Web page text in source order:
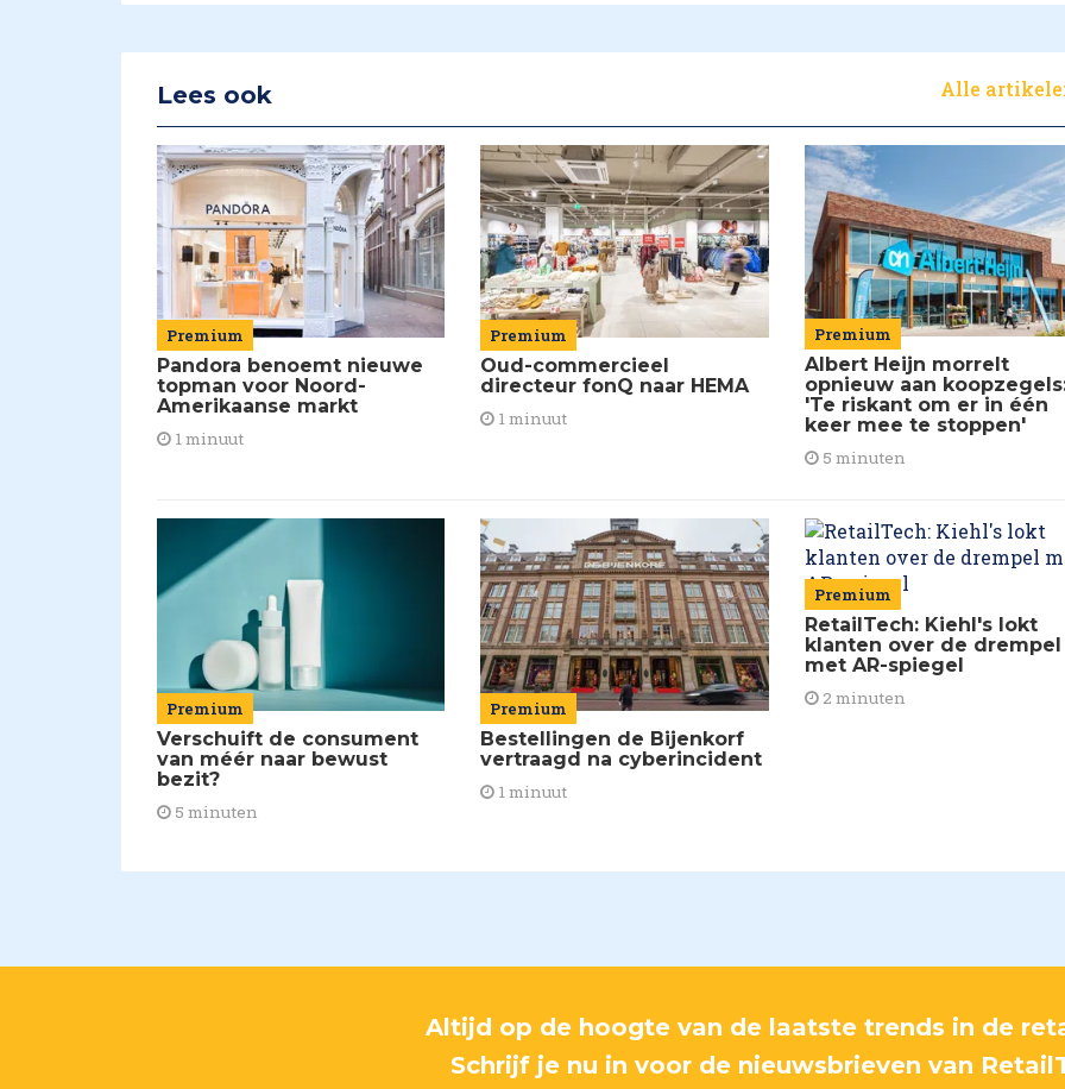
Lees ook Alle
Premium
Pandora benoemt nieuwe
topman voor Noord-
Amerikaanse markt
1 minuut
Premium
Oud-commercieel
directeur fonQ naar HEMA
1 minuut
Premium
Albert Heijn morrelt
opnieuw aan
'Te riskant om er in één
keer mee te stoppen'
5 minuten
Premium
Verschuift de consument
van méér naar bewust
bezit?
5 minuten
Premium
Bestellingen de Bijenkorf
vertraagd na cyberincident
1 minuut
Premium
RetailTech: Kiehl's lokt
klanten over de drempel
met AR-spiegel
2 minuten
Altijd op de hoogte van de laatste trends in de
Schrijf je nu in voor de nieuwsbrieven van